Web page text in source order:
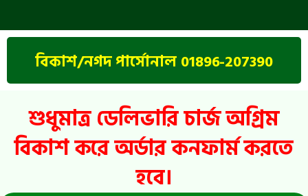
বিকাশ/নগদ পার্সোনাল 01896-207390
শুধুমাত্র ডেলিভারি চার্জ অগ্রিম
বিকাশ করে অর্ডার কনফার্ম করতে
হবে।